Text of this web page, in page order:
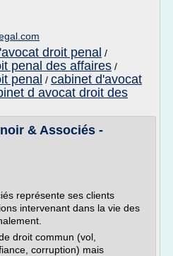
droit penal /
penal des affaires /
penal / cabinet d'avocat
d avocat droit des
& Associés -
représente ses clients
intervenant dans la vie des
droit commun (vol,
corruption) mais